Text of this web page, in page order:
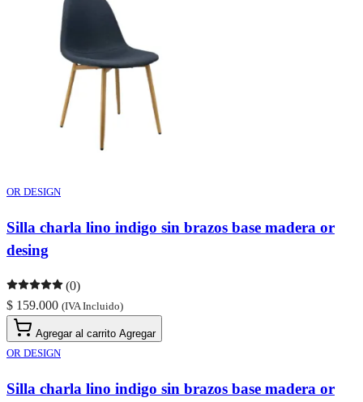
OR DESIGN
Silla charla lino indigo sin brazos base madera or
desing
(0)
$ 159.000 (IVA Incluido)
Agregar al carrito Agregar
OR DESIGN
Silla charla lino indigo sin brazos base madera or